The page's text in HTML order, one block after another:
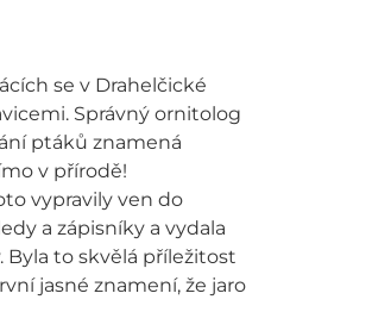
se v Drahelčické
Správný ornitolog
ptáků znamená
v přírodě!
vypravily ven do
a zápisníky a vydala
Byla to skvělá příležitost
jasné znamení, že jaro